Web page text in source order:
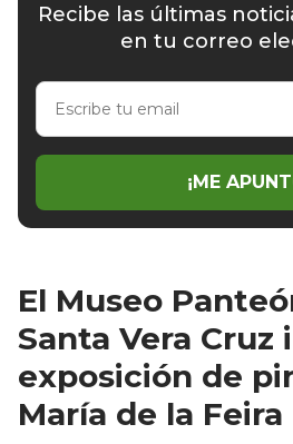
Recibe las últimas
en tu correo
Escribe
email
¡ME
El Museo
Santa Vera Cruz
exposición de
María de la Feira